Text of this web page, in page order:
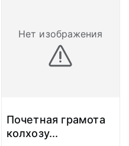
Нет изображения
Почетная грамота
колхозу...